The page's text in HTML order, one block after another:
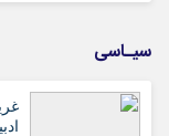
سیـاسی